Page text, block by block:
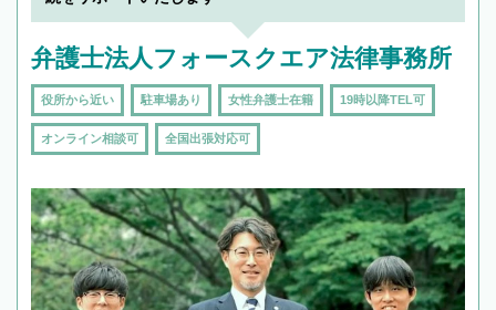
弁護士法人フォースクエア法律事務所
役所から近い 駐車場あり 女性弁護士在籍 19時以降TEL可
オンライン相談可 全国出張対応可